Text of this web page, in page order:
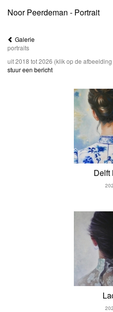
Noor Peerdeman - Portrait
Galerie
portraits
uit 2018 tot 2026 (klik op de
stuur een bericht
Delft